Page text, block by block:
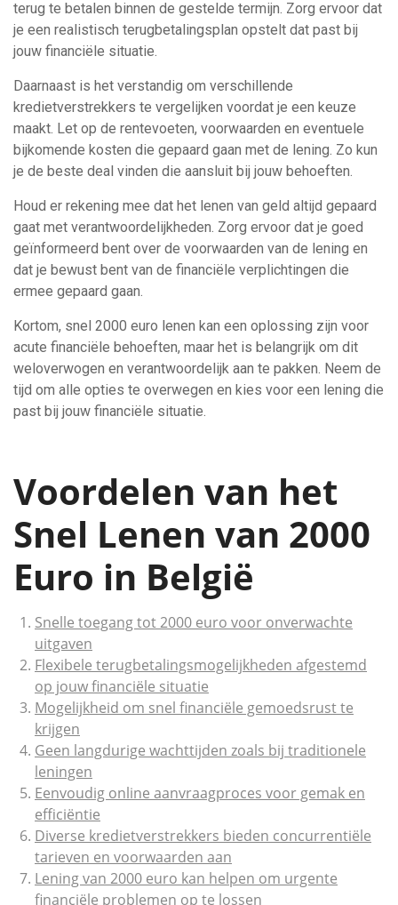
terug te betalen binnen de gestelde termijn. Zorg ervoor dat
je een realistisch terugbetalingsplan opstelt dat past bij
jouw financiële situatie.
Daarnaast is het verstandig om verschillende
kredietverstrekkers te vergelijken voordat je een keuze
maakt. Let op de rentevoeten, voorwaarden en eventuele
bijkomende kosten die gepaard gaan met de lening. Zo kun
je de beste deal vinden die aansluit bij jouw behoeften.
Houd er rekening mee dat het lenen van geld altijd gepaard
gaat met verantwoordelijkheden. Zorg ervoor dat je goed
geïnformeerd bent over de voorwaarden van de lening en
dat je bewust bent van de financiële verplichtingen die
ermee gepaard gaan.
Kortom, snel 2000 euro lenen kan een oplossing zijn voor
acute financiële behoeften, maar het is belangrijk om dit
weloverwogen en verantwoordelijk aan te pakken. Neem de
tijd om alle opties te overwegen en kies voor een lening die
past bij jouw financiële situatie.
Voordelen van het
Snel Lenen van 2000
Euro in België
Snelle toegang tot 2000 euro voor onverwachte
uitgaven
Flexibele terugbetalingsmogelijkheden afgestemd
op jouw financiële situatie
Mogelijkheid om snel financiële gemoedsrust te
krijgen
Geen langdurige wachttijden zoals bij traditionele
leningen
Eenvoudig online aanvraagproces voor gemak en
efficiëntie
Diverse kredietverstrekkers bieden concurrentiële
tarieven en voorwaarden aan
Lening van 2000 euro kan helpen om urgente
financiële problemen op te lossen